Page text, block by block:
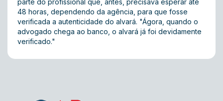
parte do profissional que, antes, precisava esperar até
48 horas, dependendo da agência, para que fosse
verificada a autenticidade do alvará. "Ágora, quando o
advogado chega ao banco, o alvará já foi devidamente
verificado."